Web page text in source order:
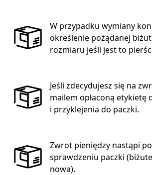
W przypadku wymiany
określenie pożądanej
rozmiaru jeśli jest to
Jeśli zdecydujesz się na
mailem opłaconą etykietę
i przyklejenia do paczki.
Zwrot pieniędzy nastąpi
sprawdzeniu paczki
nowa).